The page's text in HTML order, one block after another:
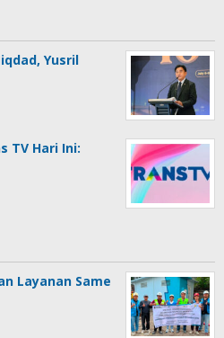
Yusril
TV Hari Ini:
Layanan Same